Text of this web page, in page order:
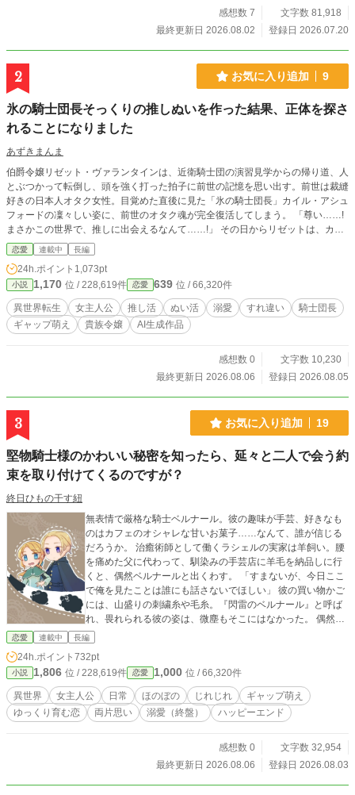
感想数 7
文字数 81,918
最終更新日 2026.08.02
登録日 2026.07.20
2 お気に入り追加 9
氷の騎士団長そっくりの推しぬいを作った結果、正体を探さ
れることになりました
あずきまんま
伯爵令嬢リゼット・ヴァランタインは、近衛騎士団の演習見学からの帰り道、人
とぶつかって転倒し、頭を強く打った拍子に前世の記憶を思い出す。前世は裁縫
好きの日本人オタク女性。目覚めた直後に見た「氷の騎士団長」カイル・アシュ
フォードの凜々しい姿に、前世のオタク魂が完全復活してしまう。 「尊い……!
まさかこの世界で、推しに出会えるなんて……!」 その日からリゼットは、カイ
ルにそっくりな「推しぬい」をこっそり手作りし、愛でる日々を送るように。学
園でも持ち歩いていたところを友人に見つかり、「なにそれ可愛い!」と大反
響。頼まれるまま友人たちの推しの人形も作るうちに、この文化をもっと広めた
いと「推し縫い専門店」を開店してしまう。 じわじわと評判が広がるある日、
リゼットは街中でカイル本人と正面衝突。その拍子に、バッグからカイルそっく
りの人形が転がり落ちてしまい――。 「……これは、俺か?」 拾い上げたカイ
ルは困惑しながらも、持ち主を探し始める。正体を明かせない令嬢と、彼女を探
っていくカイルと、うっかり本人に見つかりそうになりながら店を切り盛りする
リゼットの、すれ違いラブコメディ、開幕。
恋愛 連載中 長編
24h.ポイント 1,073pt
小説 1,170 位 / 228,619件 恋愛 639 位 / 66,320件
異世界転生 女主人公 推し活 ぬい活 溺愛 すれ違い
騎士団長
ギャップ萌え
貴族令嬢 AI生成作品
感想数 0
文字数 10,230
最終更新日 2026.08.06
登録日 2026.08.05
3 お気に入り追加 19
堅物騎士様のかわいい秘密を知ったら、延々と二人で会う約
束を取り付けてくるのですが？
終日ひもの干す紐
無表情で厳格な騎士ベルナール。彼の趣味が手芸、好きなも
のはカフェのオシャレな甘いお菓子……なんて、誰が信じる
だろうか。 治癒術師として働くラシェルの実家は羊飼い。腰
を痛めた父に代わって、馴染みの手芸店に羊毛を納品しに行
くと、偶然ベルナールと出くわす。 「すまないが、今日ここ
で俺を見たことは誰にも話さないでほしい」 彼の買い物かご
には、山盛りの刺繍糸や毛糸。『閃雷のベルナール』と呼ば
れ、畏れられる彼の姿は、微塵もそこにはなかった。 偶然ベ
ルナールの秘密を握ってしまったラシェル。秘密にすると約
絡んできた挙句二人で会おうとお願いされて……？ ＊ ＊
＊ 他のサイトでも投稿しています。 基本的に1日2回（昼と
夜）更新予定です。
恋愛 連載中 長編
24h.ポイント 732pt
小説 1,806 位 / 228,619件 恋愛 1,000 位 / 66,320件
異世界 女主人公 日常 ほのぼの じれじれ
ギャップ萌え
ゆっくり育む恋
両片思い 溺愛（終盤） ハッピーエンド
感想数 0
文字数 32,954
最終更新日 2026.08.06
登録日 2026.08.03